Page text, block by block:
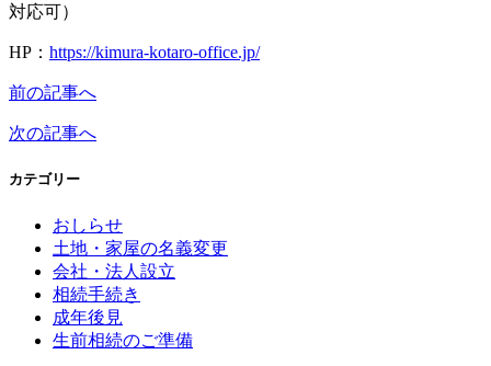
対応可）
HP： https://kimura-kotaro-office.jp/
前の記事へ
次の記事へ
カテゴリー
おしらせ
土地・家屋の名義変更
会社・法人設立
相続手続き
成年後見
生前相続のご準備